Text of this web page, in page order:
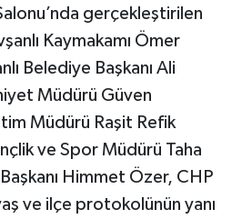
gerçekleştirilen
Kaymakamı Ömer
Belediye Başkanı Ali
Müdürü Güven
Müdürü Raşit Refik
ve Spor Müdürü Taha
Himmet Özer, CHP
ve ilçe protokolünün yanı